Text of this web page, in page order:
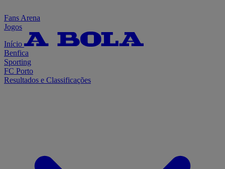
Fans Arena
Jogos
Início
Benfica
Sporting
FC Porto
Resultados e Classificações